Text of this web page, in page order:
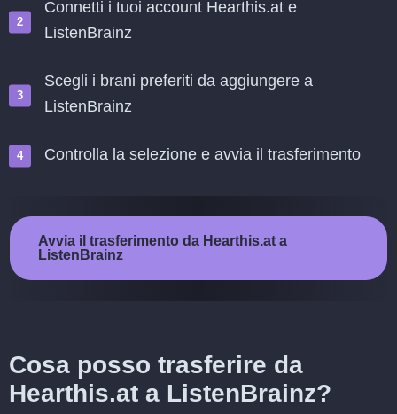
Connetti i tuoi account Hearthis.at e
ListenBrainz
Scegli i brani preferiti da aggiungere a
ListenBrainz
Controlla la selezione e avvia il trasferimento
Avvia il trasferimento da Hearthis.at a
ListenBrainz
Cosa posso trasferire da
Hearthis.at a ListenBrainz?